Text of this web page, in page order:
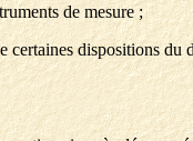
de mesure ;
dispositions